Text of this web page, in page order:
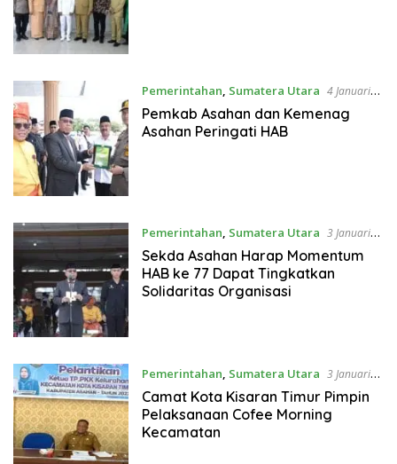
Pemerintahan, Sumatera Utara 4 Januari
2023
Pemkab Asahan dan Kemenag
Asahan Peringati HAB
Pemerintahan, Sumatera Utara 3 Januari
2023
Sekda Asahan Harap Momentum
HAB ke 77 Dapat Tingkatkan
Solidaritas Organisasi
Pemerintahan, Sumatera Utara 3 Januari
2023
Camat Kota Kisaran Timur Pimpin
Pelaksanaan Cofee Morning
Kecamatan